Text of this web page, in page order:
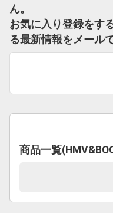
ん。
お気に入り登録をす
る最新情報をメール
----------
商品一覧
----------